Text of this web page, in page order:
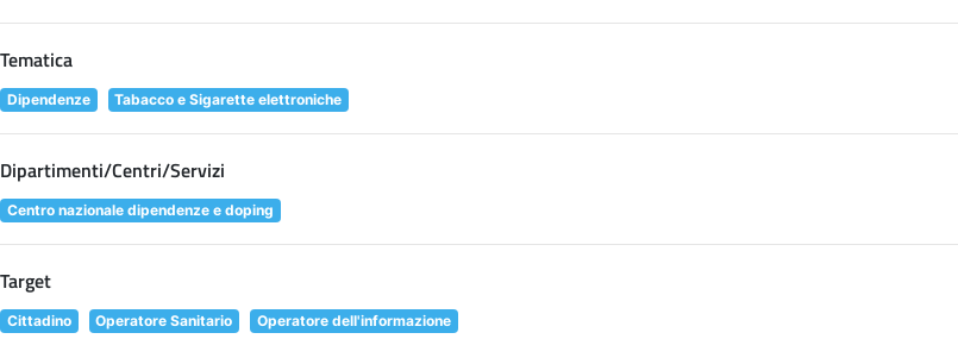
Tematica
Dipendenze Tabacco e Sigarette elettroniche
Dipartimenti/Centri/Servizi
Centro nazionale dipendenze e doping
Target
Cittadino Operatore Sanitario Operatore dell'informazione